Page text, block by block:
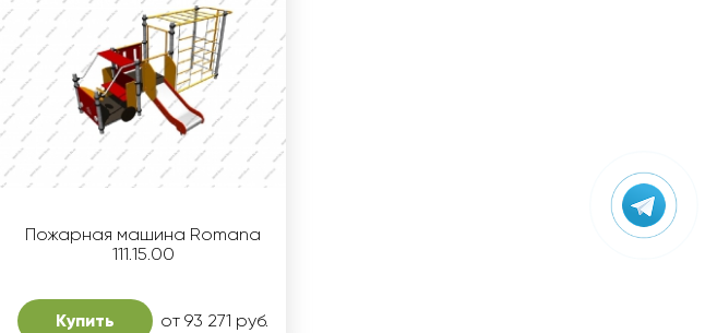
Пожарная машина Romana
111.15.00
Купить от 93 271 руб.